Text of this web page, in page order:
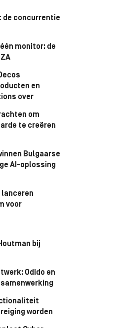
de concurrentie
monitor: de
en
over
om
te creëren
Bulgaarse
AI-oplossing
lanceren
voor
bij
Odido en
worden